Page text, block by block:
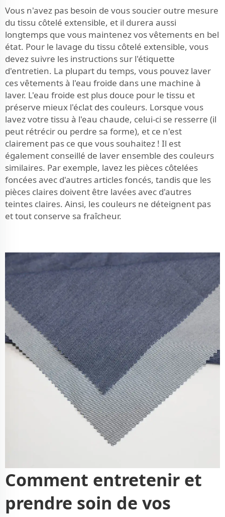
Vous n'avez pas besoin de vous soucier outre mesure
du tissu côtelé extensible, et il durera aussi
longtemps que vous maintenez vos vêtements en bel
état. Pour le lavage du tissu côtelé extensible, vous
devez suivre les instructions sur l'étiquette
d'entretien. La plupart du temps, vous pouvez laver
ces vêtements à l'eau froide dans une machine à
laver. L'eau froide est plus douce pour le tissu et
préserve mieux l'éclat des couleurs. Lorsque vous
lavez votre tissu à l'eau chaude, celui-ci se resserre (il
peut rétrécir ou perdre sa forme), et ce n'est
clairement pas ce que vous souhaitez ! Il est
également conseillé de laver ensemble des couleurs
similaires. Par exemple, lavez les pièces côtelées
foncées avec d'autres articles foncés, tandis que les
pièces claires doivent être lavées avec d'autres
teintes claires. Ainsi, les couleurs ne déteignent pas
et tout conserve sa fraîcheur.
Comment entretenir et
prendre soin de vos